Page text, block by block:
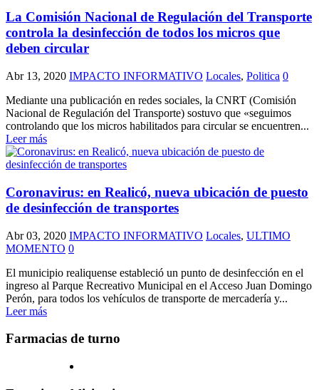
La Comisión Nacional de Regulación del Transporte
controla la desinfección de todos los micros que
deben circular
Abr 13, 2020 IMPACTO INFORMATIVO Locales, Politica 0
Mediante una publicación en redes sociales, la CNRT (Comisión
Nacional de Regulación del Transporte) sostuvo que «seguimos
controlando que los micros habilitados para circular se encuentren...
Leer más
Coronavirus: en Realicó, nueva ubicación de puesto
de desinfección de transportes
Abr 03, 2020 IMPACTO INFORMATIVO Locales, ULTIMO
MOMENTO 0
El municipio realiquense estableció un punto de desinfección en el
ingreso al Parque Recreativo Municipal en el Acceso Juan Domingo
Perón, para todos los vehículos de transporte de mercadería y...
Leer más
Farmacias de turno